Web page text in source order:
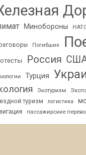
Минобороны
Погибшие
Россия
Турция
Экотуризм
туризм логистика
пассажирские